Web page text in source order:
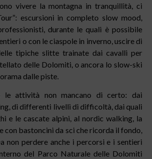
vivere la montagna in tranquillità, ci
escursioni in completo slow mood,
durante le quali è possibile
o con le ciaspole in inverno, uscire di
tipiche slitte trainate dai cavalli per
delle Dolomiti, o ancora lo slow-ski
dalle piste.
le attività non mancano di certo: dai
di differenti livelli di difficoltà, dai quali
e le cascate alpini, al nordic walking, la
con bastoncini da sci che ricorda il fondo,
non perdere anche i percorsi e i sentieri
del Parco Naturale delle Dolomiti